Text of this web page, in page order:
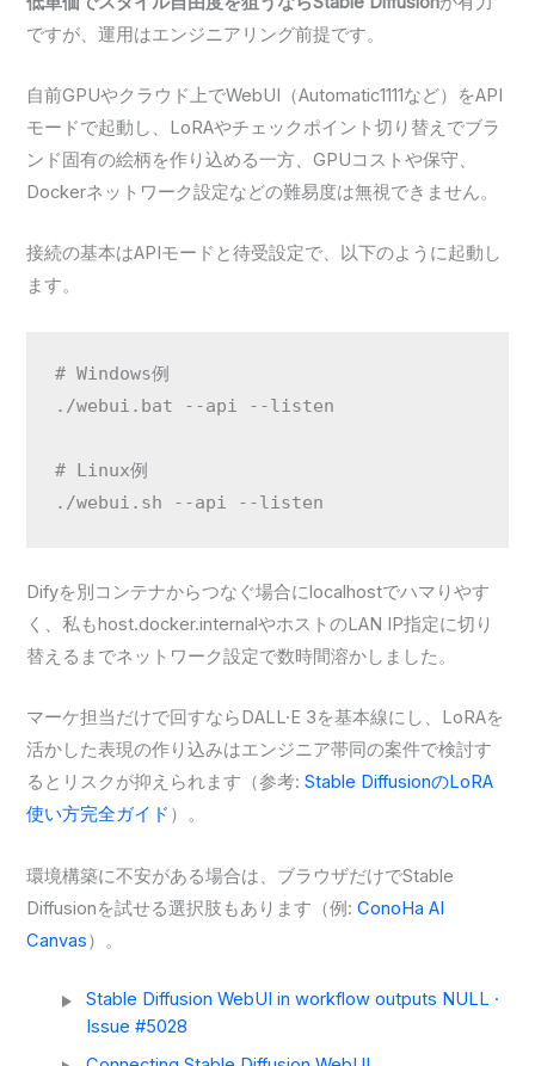
ですが、運用はエンジニアリング前提です。
自前GPUやクラウド上でWebUI（Automatic1111など）をAPI
モードで起動し、LoRAやチェックポイント切り替えでブラ
ンド固有の絵柄を作り込める一方、GPUコストや保守、
Dockerネットワーク設定などの難易度は無視できません。
接続の基本はAPIモードと待受設定で、以下のように起動し
ます。
# Windows例
./webui.bat --api --listen
# Linux例
./webui.sh --api --listen
Difyを別コンテナからつなぐ場合にlocalhostでハマりやす
く、私もhost.docker.internalやホストのLAN IP指定に切り
替えるまでネットワーク設定で数時間溶かしました。
マーケ担当だけで回すならDALL·E 3を基本線にし、LoRAを
活かした表現の作り込みはエンジニア帯同の案件で検討す
るとリスクが抑えられます（参考:Stable DiffusionのLoRA
使い方完全ガイド ）。
環境構築に不安がある場合は、ブラウザだけでStable
Diffusionを試せる選択肢もあります（例:ConoHa AI
Canvas）。
Stable Diffusion WebUI in workflow outputs NULL ·
Issue #5028